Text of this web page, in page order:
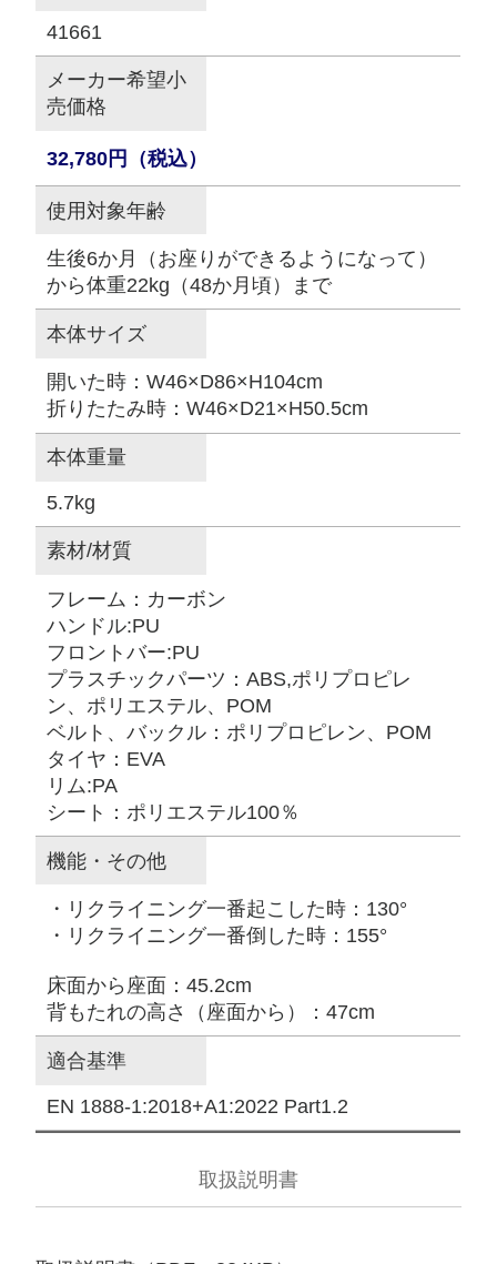
× 閉じる
41661
メーカー希望小
売価格
32,780円（税込）
使用対象年齢
生後6か月（お座りができるようになって）
から体重22kg（48か月頃）まで
本体サイズ
開いた時：W46×D86×H104cm
折りたたみ時：W46×D21×H50.5cm
本体重量
5.7kg
素材/材質
フレーム：カーボン
ハンドル:PU
フロントバー:PU
プラスチックパーツ：ABS,ポリプロピレ
ン、ポリエステル、POM
ベルト、バックル：ポリプロピレン、POM
タイヤ：EVA
リム:PA
シート：ポリエステル100％
機能・その他
・リクライニング一番起こした時：130°
・リクライニング一番倒した時：155°
床面から座面：45.2cm
背もたれの高さ（座面から）：47cm
適合基準
EN 1888-1:2018+A1:2022 Part1.2
取扱説明書